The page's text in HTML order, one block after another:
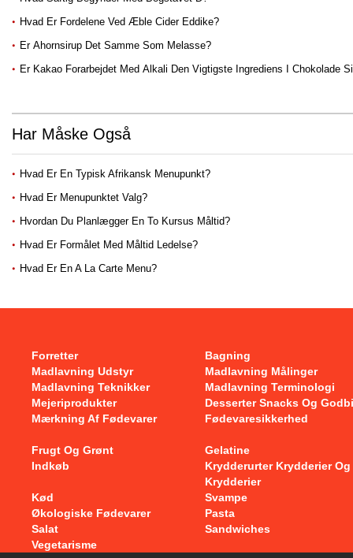
Hvad Er Fordelene Ved Æble Cider Eddike?
Er Ahornsirup Det Samme Som Melasse?
Er Kakao Forarbejdet Med Alkali Den Vigtigste Ingrediens I Chokolade
Har Måske Også
Hvad Er En Typisk Afrikansk Menupunkt?
Hvad Er Menupunktet Valg?
Hvordan Du Planlægger En To Kursus Måltid?
Hvad Er Formålet Med Måltid Ledelse?
Hvad Er En A La Carte Menu?
Forretter
Bagning
Madlavning Udstyr
Madlavning Målinger
Madlavning Teknikker
Madlavning Terminologi
Mejeriprodukter
Desserter Snacks Og
Mærkning Af Fødevarer
Fødevaresikkerhed
Frugt Og Grønt
Gelatine
Indkøb
Krydderurter Krydderier Og
Krydderier
Kød
Svampe
Økologiske Fødevarer
Pasta
Salat
Sandwiches
Vegetarisme